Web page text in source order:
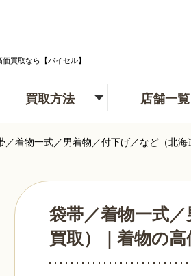
買取なら【バイセル】
買取方法 店舗一覧
／着物一式／男着物／付下げ／など（北
袋帯／着物一式
買取）｜着物の